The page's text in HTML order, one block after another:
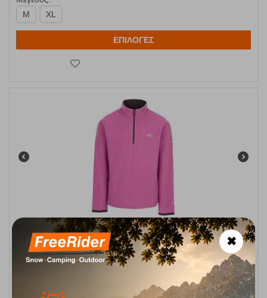
M
XL
ΕΠΙΛΟΓΕΣ
Παιδική Μπλούζα Fleece Sybil Deep Pink Trespass
Κωδικός: FRE-14283
Άμεσαδιαθέσιμο
12,95
92-98 cm
✖